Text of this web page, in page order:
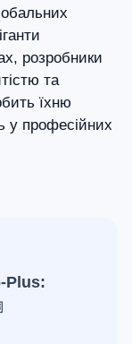
розробники
та
їхню
у професійних
Plus: